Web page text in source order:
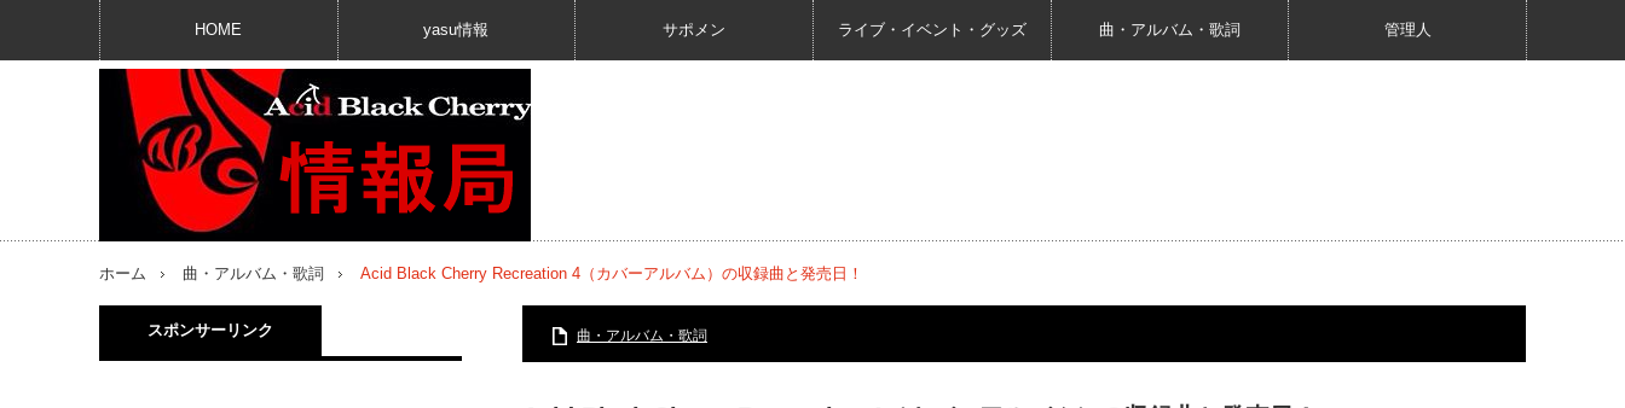
HOME yasu情報 サポメン ライブ・イベント・グッズ 曲・アルバム・歌詞 管理人
ホーム 曲・アルバム・歌詞 Acid Black Cherry Recreation 4（カバーアルバム）の収録曲と発売日！
曲・アルバム・歌詞
スポンサーリンク